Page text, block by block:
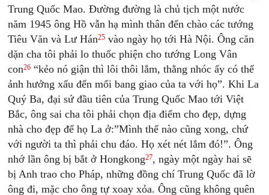
Trung Quốc Mao. Ðường đường là chủ tịch một nước
năm 1945 ông Hồ vẫn hạ mình thân đến chào các tướng
Tiêu Văn và Lư Hán25 vào ngày họ tới Hà Nội. Ông căn
dặn cha tôi phải lo thuốc phiện cho tướng Long Vân
con26 “kẻo nó giận thì lôi thôi lắm, thằng nhóc ấy có thể
ảnh hưởng xấu đến mối bang giao của ta với họ”. Khi La
Quý Ba, đại sứ đầu tiên của Trung Quốc Mao tới Việt
Bắc, ông sai cha tôi phải chọn địa điểm cho đẹp, dựng
nhà cho đẹp để họ La ở:”Mình thế nào cũng xong, chứ
với người ta thì phải chu đáo. Họ xét nét lắm đó!”. Ông
nhớ lần ông bị bắt ở Hongkong27, ngày một ngày hai sẽ
bị Anh trao cho Pháp, những đồng chí Trung Quốc đã lờ
ông đi, mặc cho ông tự xoay xỏa. Ông cũng không quên